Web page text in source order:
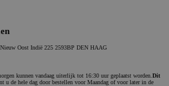
Oost Indië 225 2593BP DEN HAAG
kunnen vandaag uiterlijk tot 16:30 uur geplaatst worden. Dit
u de hele dag door bestellen voor Maandag of voor later in de